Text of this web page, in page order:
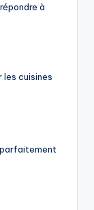
à
les cuisines